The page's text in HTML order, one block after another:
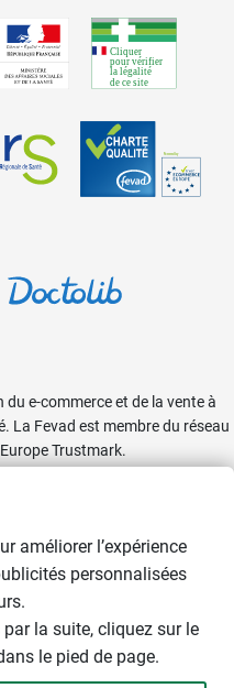
Prix bas
e-commerce et de la vente à
La Fevad est membre du réseau
Trustmark.
améliorer l’expérience
personnalisées
la suite, cliquez sur le
le pied de page.